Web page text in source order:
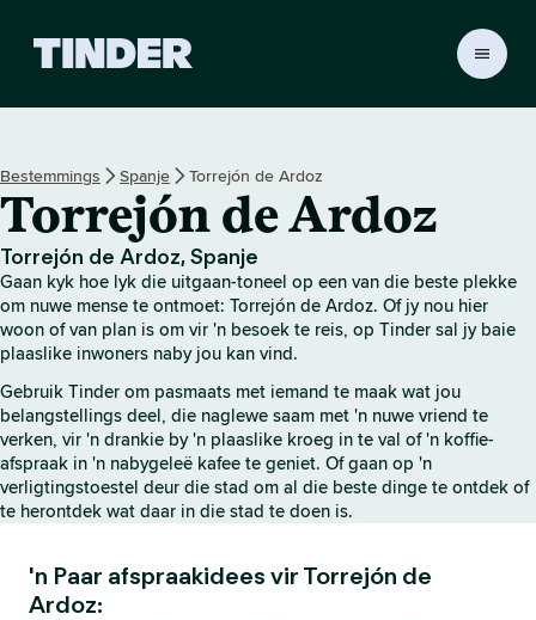
r
-
t
u
i
s
b
l
d
Bestemmings Spanje Torrejón de Ardoz
Torrejón de Ardoz
Torrejón de Ardoz, Spanje
Gaan kyk hoe lyk die uitgaan-toneel op een van die beste plekke
om nuwe mense te ontmoet: Torrejón de Ardoz. Of jy nou hier
woon of van plan is om vir 'n besoek te reis, op Tinder sal jy baie
plaaslike inwoners naby jou kan vind.
Gebruik Tinder om pasmaats met iemand te maak wat jou
belangstellings deel, die naglewe saam met 'n nuwe vriend te
verken, vir 'n drankie by 'n plaaslike kroeg in te val of 'n koffie-
afspraak in 'n nabygeleë kafee te geniet. Of gaan op 'n
verligtingstoestel deur die stad om al die beste dinge te ontdek of
te herontdek wat daar in die stad te doen is.
'n Paar afspraakidees vir Torrejón de
Ardoz: